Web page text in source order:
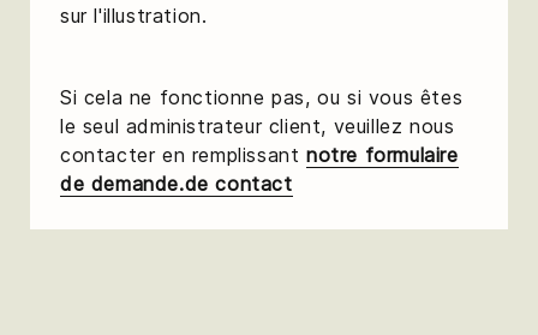
sur l'illustration.
Si cela ne fonctionne pas, ou si vous êtes
le seul administrateur client, veuillez nous
contacter en remplissantnotre formulaire
de demande.de contact